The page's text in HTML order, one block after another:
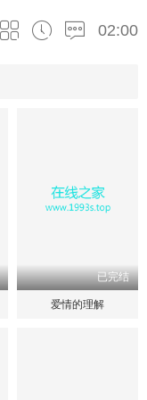
02:00
已完结
爱情的理解